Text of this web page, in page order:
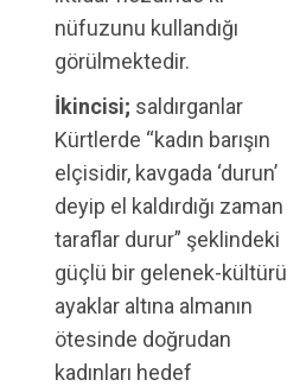
nüfuzunu kullandığı
görülmektedir.
İkincisi; saldırganlar
Kürtlerde “kadın barışın
elçisidir, kavgada ‘durun’
deyip el kaldırdığı zaman
taraflar durur” şeklindeki
güçlü bir gelenek-kültürü
ayaklar altına almanın
ötesinde doğrudan
kadınları hedef